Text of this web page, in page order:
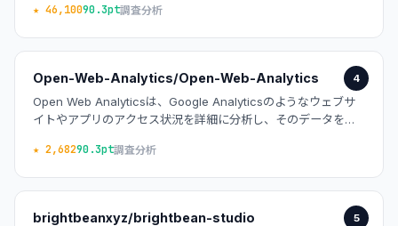
インテリジェンス（BI）ツールです。
★ 46,10090.3pt調査分析
4
Open-Web-Analytics/Open-Web-Analytics
Open Web Analyticsは、Google Analyticsのようなウェブサ
イトやアプリのアクセス状況を詳細に分析し、そのデータを自
す。
★ 2,68290.3pt調査分析
5
brightbeanxyz/brightbean-studio